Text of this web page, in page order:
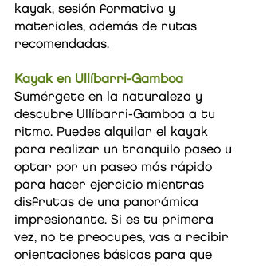
kayak, sesión formativa y
materiales, además de rutas
recomendadas.
Kayak en Ullíbarri-Gamboa
Sumérgete en la naturaleza y
descubre Ullíbarri-Gamboa a tu
ritmo. Puedes alquilar el kayak
para realizar un tranquilo paseo u
optar por un paseo más rápido
para hacer ejercicio mientras
disfrutas de una panorámica
impresionante. Si es tu primera
vez, no te preocupes, vas a recibir
orientaciones básicas para que